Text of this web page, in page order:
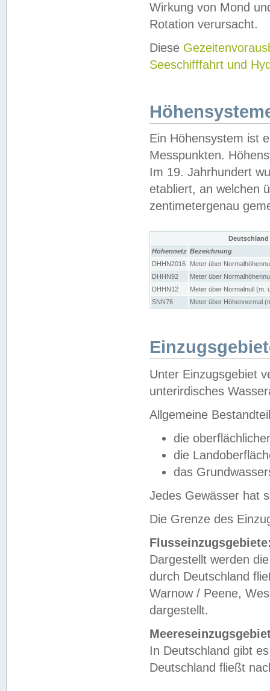
Wirkung von Mond
Rotation verursacht.
Diese
Seeschifffahrt und
Ein Höhensystem ist
Messpunkten.
Im 19. Jahrhundert
etabliert, an welchen
zentimetergenau
Höhennetz Bezeichnung
DHHN2016
Meter über
DHHN92
Meter über
DHHN12
Meter über Normalnull (m.
SNN76
Meter über Höhennormal
Unter Einzugsgebiet
unterirdisches
Allgemeine
die
die
das
Jedes Gewässer hat
Die Grenze des
Dargestellt werden
durch Deutschland
Warnow / Peene,
dargestellt.
In Deutschland gibt
Deutschland fließt